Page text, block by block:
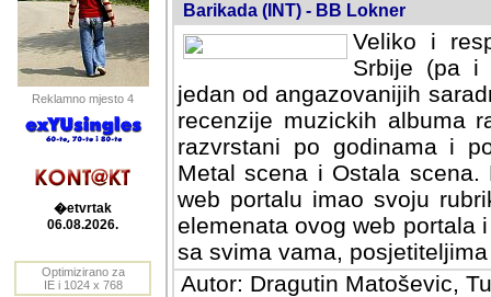
Reklamno mjesto 4
�etvrtak
06.08.2026.
Optimizirano za
IE i 1024 x 768
Barikada (INT) - BB Lokner
Veliko i
Srbije (pa i
jedan od angazovanijih
recenzije muzickih albuma
razvrstani po godinama i po
scena i Ostala scena.
portalu imao svoju
elemenata ovog web portala
sa svima vama,
Autor: Dragutin Matoševic,